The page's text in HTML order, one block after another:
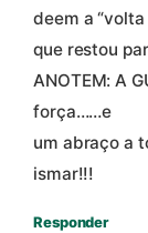
deem a
que restou
ANOTEM: A
força……e
um abraço a
ismar!!!
Responder